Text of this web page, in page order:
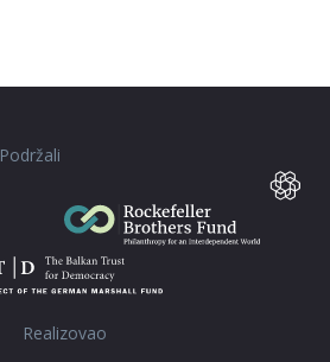
Podržali
Realizovao